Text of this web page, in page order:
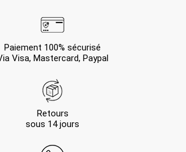
Paiement 100% sécurisé
Visa, Mastercard, Paypal
Retours
sous 14 jours